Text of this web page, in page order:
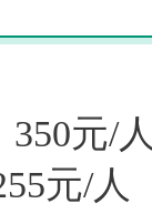
350元/
元/人